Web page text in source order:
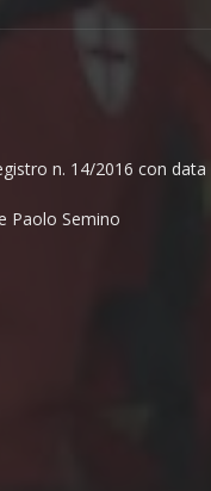
n. 14/2016 con data
Paolo Semino